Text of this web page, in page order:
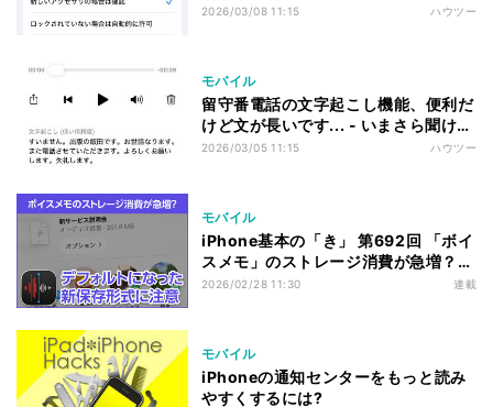
2026/03/08 11:15 ハウツー
モバイル
留守番電話の文字起こし機能、便利だ
けど文が長いです... - いまさら聞けな
いiPhoneのなぜ
2026/03/05 11:15 ハウツー
モバイル
iPhone基本の「き」 第692回 「ボイ
スメモ」のストレージ消費が急増？
デフォルトになった新保存形式に注意
2026/02/28 11:30 連載
モバイル
iPhoneの通知センターをもっと読み
やすくするには?